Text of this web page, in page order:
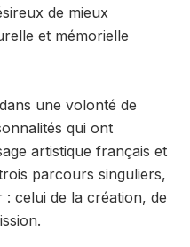
de mieux
et mémorielle
une volonté de
qui ont
artistique français et
parcours singuliers,
celui de la création, de